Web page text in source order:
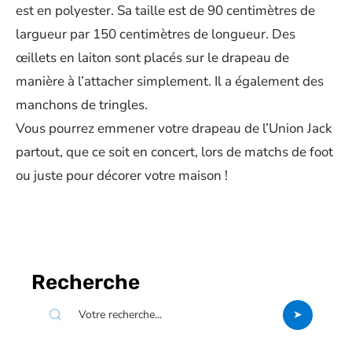
est en polyester. Sa taille est de 90 centimètres de
largueur par 150 centimètres de longueur. Des
œillets en laiton sont placés sur le drapeau de
manière à l’attacher simplement. Il a également des
manchons de tringles.
Vous pourrez emmener votre drapeau de l’Union Jack
partout, que ce soit en concert, lors de matchs de foot
ou juste pour décorer votre maison !
Recherche